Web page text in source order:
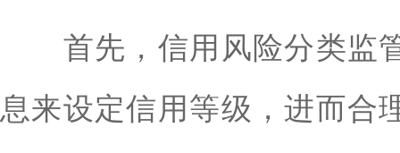
首先，信用风险分类监管
息来设定信用等级，进而合